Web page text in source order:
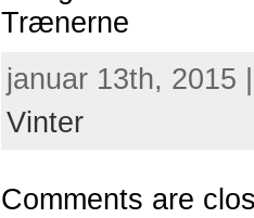
Trænerne
januar 13th, 2015
Vinter
Comments are